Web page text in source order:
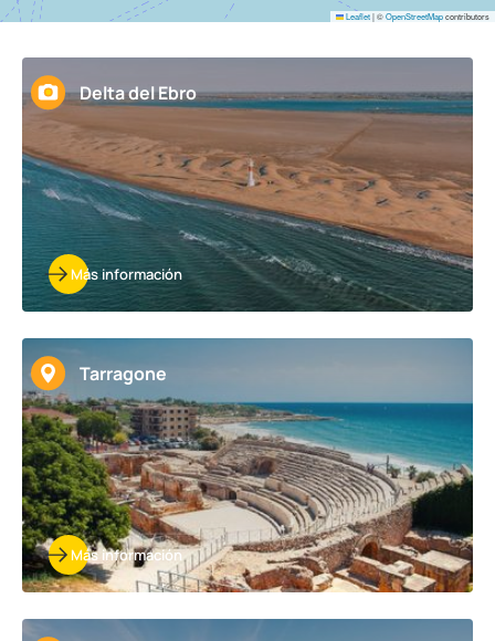
Delta del Ebro
Más información
Tarragone
Más información
Leaflet|©OpenStreetMapcontributors